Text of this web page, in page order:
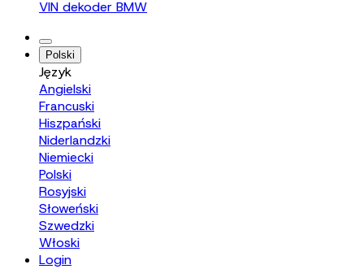
VIN dekoder BMW
Polski
Język
Angielski
Francuski
Hiszpański
Niderlandzki
Niemiecki
Polski
Rosyjski
Słoweński
Szwedzki
Włoski
Login